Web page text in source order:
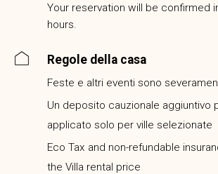
Your reservation will be confirmed
hours.
Regole della casa
Feste e altri eventi sono
Un deposito cauzionale aggiuntivo
applicato solo per ville selezionate
Eco Tax and non-refundable
the Villa rental price